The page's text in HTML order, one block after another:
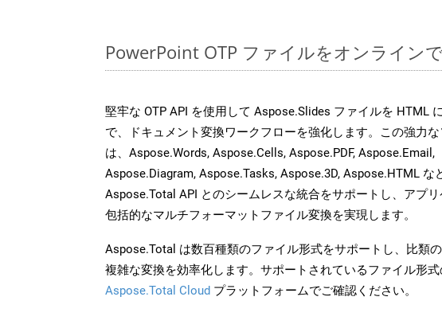
PowerPoint OTP ファイルをオンライン
堅牢な OTP API を使用して Aspose.Slides ファイルを HTML
で、ドキュメント変換ワークフローを強化します。この強力
は、Aspose.Words, Aspose.Cells, Aspose.PDF, Aspose.Email,
Aspose.Diagram, Aspose.Tasks, Aspose.3D, Aspose.HTML な
Aspose.Total API とのシームレスな統合をサポートし、アプ
包括的なマルチフォーマットファイル変換を実現します。
Aspose.Total は数百種類のファイル形式をサポートし、比類
複雑な変換を効率化します。サポートされているファイル形式
Aspose.Total Cloud プラットフォームでご確認ください。